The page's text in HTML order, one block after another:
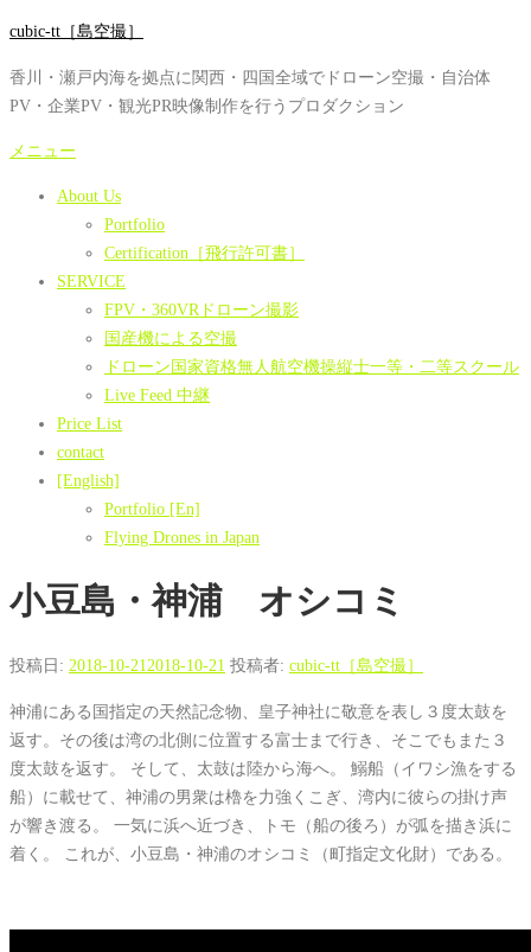
コ
テ
ン
ツ
cubic-tt［島空撮］
香川・瀬戸内海を拠点に関西・四国全域でドローン空撮・自治体
PV・企業PV・観光PR映像制作を行うプロダクション
メニュー
About Us
Portfolio
Certification［飛行許可書］
SERVICE
FPV・360VRドローン撮影
国産機による空撮
ドローン国家資格無人航空機操縦士一等・二等スクール
Live Feed 中継
Price List
contact
[English]
Portfolio [En]
Flying Drones in Japan
小豆島・神浦 オシコミ
投稿日: 2018-10-212018-10-21 投稿者: cubic-tt［島空撮］
神浦にある国指定の天然記念物、皇子神社に敬意を表し３度太鼓を
返す。その後は湾の北側に位置する富士まで行き、そこでもまた３
度太鼓を返す。 そして、太鼓は陸から海へ。 鰯船（イワシ漁をする
船）に載せて、神浦の男衆は櫓を力強くこぎ、湾内に彼らの掛け声
が響き渡る。 一気に浜へ近づき、トモ（船の後ろ）が弧を描き浜に
着く。 これが、小豆島・神浦のオシコミ（町指定文化財）である。